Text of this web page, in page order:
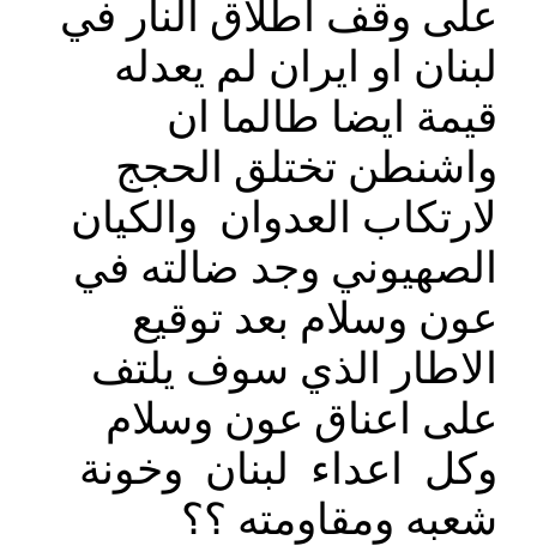
على وقف اطلاق النار في
لبنان او ايران لم يعدله
قيمة ايضا طالما ان
واشنطن تختلق الحجج
لارتكاب العدوان والكيان
الصهيوني وجد ضالته في
عون وسلام بعد توقيع
الاطار الذي سوف يلتف
على اعناق عون وسلام
وكل اعداء لبنان وخونة
شعبه ومقاومته ؟؟